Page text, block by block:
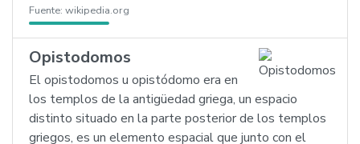
Fuente: wikipedia.org
Opistodomos
El opistodomos u opistódomo era en
los templos de la antigüedad griega, un espacio
distinto situado en la parte posterior de los templos
griegos, es un elemento espacial que junto con el